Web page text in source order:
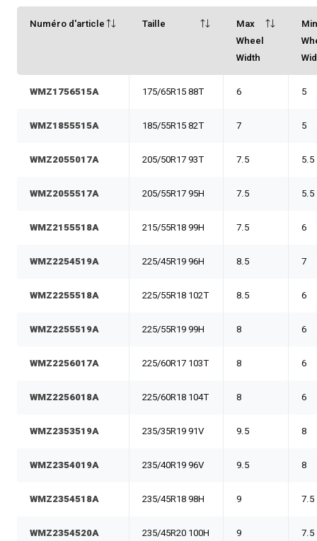
Numéro d'article Taille
Max
Wheel
Width
WMZ1756515A 175/65R15 88T 6 5
WMZ1855515A 185/55R15 82T 7 5
WMZ2055017A 205/50R17 93T 7.5 5.5
WMZ2055517A 205/55R17 95H 7.5 5.5
WMZ2155518A 215/55R18 99H 7.5 6
WMZ2254519A 225/45R19 96H 8.5 7
WMZ2255518A 225/55R18 102T 8.5 6
WMZ2255519A 225/55R19 99H 8 6
WMZ2256017A 225/60R17 103T 8 6
WMZ2256018A 225/60R18 104T 8 6
WMZ2353519A 235/35R19 91V 9.5 8
WMZ2354019A 235/40R19 96V 9.5 8
WMZ2354518A 235/45R18 98H 9 7.5
WMZ2354520A 235/45R20 100H 9 7.5